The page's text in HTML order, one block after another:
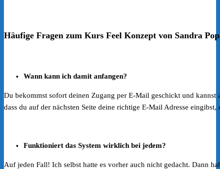
Häufige Fragen zum Kurs Feel Konzept von Sandra
Wann kann ich damit anfangen?
Du bekommst sofort deinen Zugang per E-Mail geschickt und
dass du auf der nächsten Seite deine richtige E-Mail Adresse
Funktioniert das System wirklich bei jedem?
Auf jeden Fall! Ich selbst hatte es vorher auch nicht gedacht. Dann